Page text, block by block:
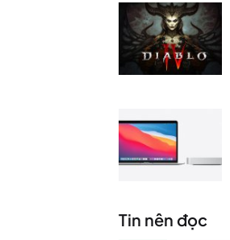
Tin nên đọc